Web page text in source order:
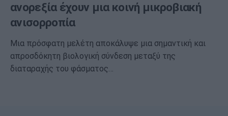
ανορεξία έχουν μια κοινή μικροβιακή
ανισορροπία
Μια πρόσφατη μελέτη αποκάλυψε μια σημαντική και
απροσδόκητη βιολογική σύνδεση μεταξύ της
διαταραχής του φάσματος…